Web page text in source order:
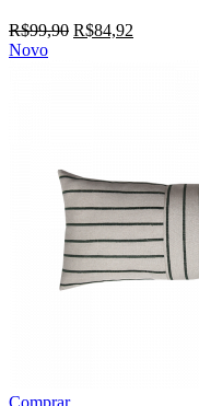
R$99,90 R$84,92
Novo
Comprar